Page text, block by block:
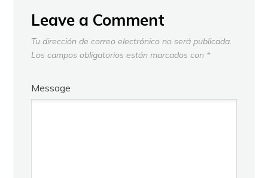
Leave a Comment
Tu dirección de correo electrónico no será publicada.
Los campos obligatorios están marcados con *
Message